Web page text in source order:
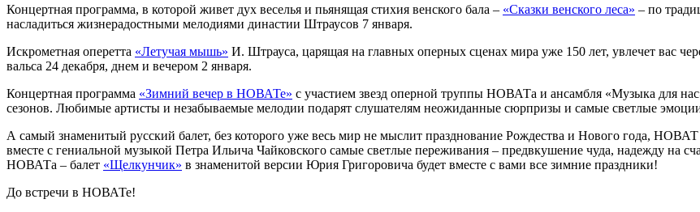
Концертная программа, в которой живет дух веселья и пьянящая стихия венского бала ‒ «Сказки венского леса» ‒ по
насладиться жизнерадостными мелодиями династии Штраусов 7 января.
Искрометная оперетта «Летучая мышь» И. Штрауса, царящая на главных оперных сценах мира уже 150 лет, увлечет вас
вальса 24 декабря, днем и вечером 2 января.
Концертная программа «Зимний вечер в НОВАТе» с участием звезд оперной труппы НОВАТа и ансамбля «Музыка для
сезонов. Любимые артисты и незабываемые мелодии подарят слушателям неожиданные сюрпризы и самые светлые
А самый знаменитый русский балет, без которого уже весь мир не мыслит празднование Рождества и Нового года, НОВАТ
вместе с гениальной музыкой Петра Ильича Чайковского самые светлые переживания ‒ предвкушение чуда, надежду на
НОВАТа ‒ балет «Щелкунчик» в знаменитой версии Юрия Григоровича будет вместе с вами все зимние праздники!
До встречи в НОВАТе!